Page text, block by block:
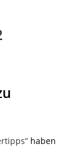
haben